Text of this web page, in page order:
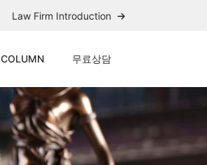
Law Firm Introduction
COLUMN 무료상담